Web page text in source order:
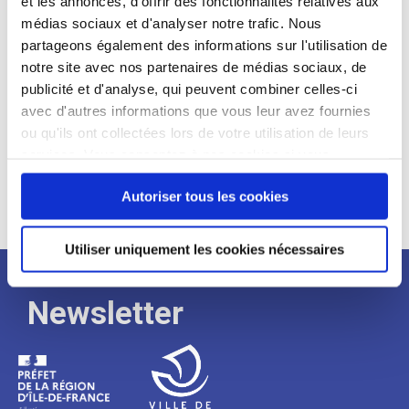
médias sociaux et d'analyser notre trafic. Nous
partageons également des informations sur l'utilisation de
notre site avec nos partenaires de médias sociaux, de
publicité et d'analyse, qui peuvent combiner celles-ci
avec d'autres informations que vous leur avez fournies
ou qu'ils ont collectées lors de votre utilisation de leurs
continuez à utiliser notre site Web.
Autoriser tous les cookies
Utiliser uniquement les cookies nécessaires
Expérience :
Processus
de
recrutement
Newsletter